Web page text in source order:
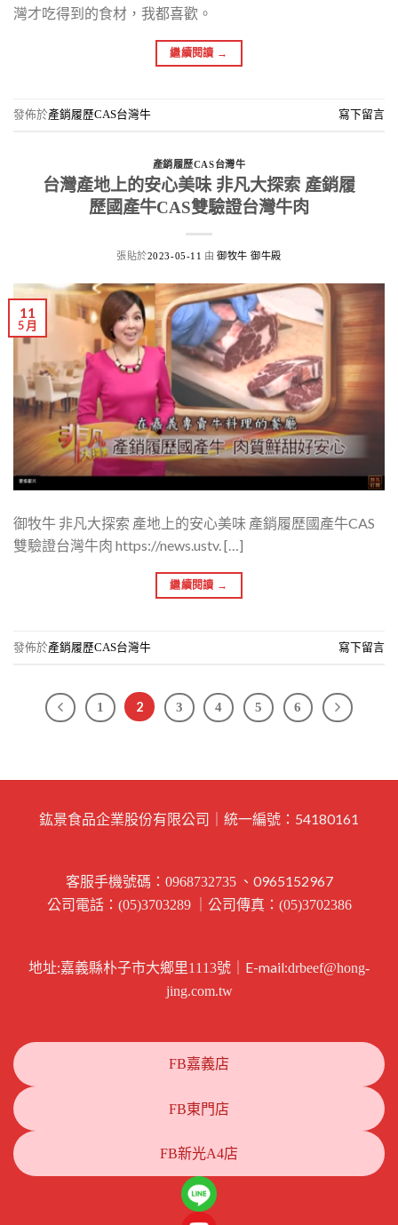
灣才吃得到的食材，我都喜歡。
繼續閱讀 →
發佈於產銷履歷CAS台灣牛 寫下留言
產銷履歷CAS台灣牛
台灣產地上的安心美味 非凡大探索 產銷履
歷國產牛CAS雙驗證台灣牛肉
張貼於2023-05-11 由御牧牛 御牛殿
11
5 月
御牧牛 非凡大探索 產地上的安心美味 產銷履歷國產牛CAS
雙驗證台灣牛肉 https://news.ustv. […]
繼續閱讀 →
發佈於產銷履歷CAS台灣牛 寫下留言
1 2 3 4 5 6
鈜景食品企業股份有限公司｜統一編號：54180161
客服手機號碼： 0968732735、0965152967
公司電話： (05)3703289｜公司傳真： (05)3702386
地址:嘉義縣朴子市大鄉里1113號 ｜E-mail:drbeef@hong-
jing.com.tw
FB嘉義店
FB東門店
FB新光A4店